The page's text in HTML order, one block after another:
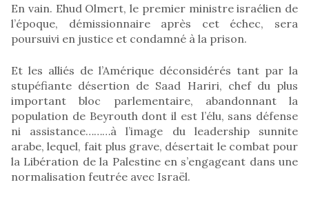
En vain. Ehud Olmert, le premier ministre israélien de
l’époque, démissionnaire après cet échec, sera
poursuivi en justice et condamné à la prison.
Et les alliés de l’Amérique déconsidérés tant par la
stupéfiante désertion de Saad Hariri, chef du plus
important bloc parlementaire, abandonnant la
population de Beyrouth dont il est l’élu, sans défense
ni assistance………à l’image du leadership sunnite
arabe, lequel, fait plus grave, désertait le combat pour
la Libération de la Palestine en s’engageant dans une
normalisation feutrée avec Israël.